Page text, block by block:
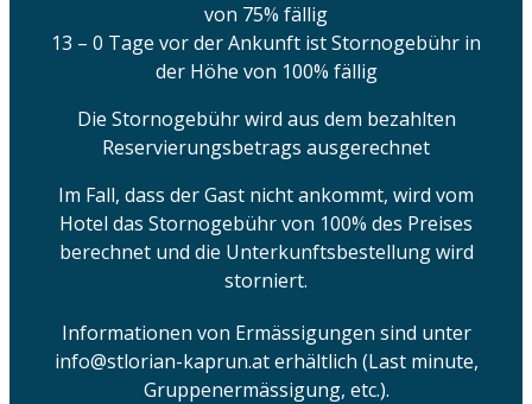
von 75% fällig
13 – 0 Tage vor der Ankunft ist Stornogebühr in
der Höhe von 100% fällig
Die Stornogebühr wird aus dem bezahlten
Reservierungsbetrags ausgerechnet
Im Fall, dass der Gast nicht ankommt, wird vom
Hotel das Stornogebühr von 100% des Preises
berechnet und die Unterkunftsbestellung wird
storniert.
Informationen von Ermässigungen sind unter
info@stlorian-kaprun.at erhältlich (Last minute,
Gruppenermässigung, etc.).